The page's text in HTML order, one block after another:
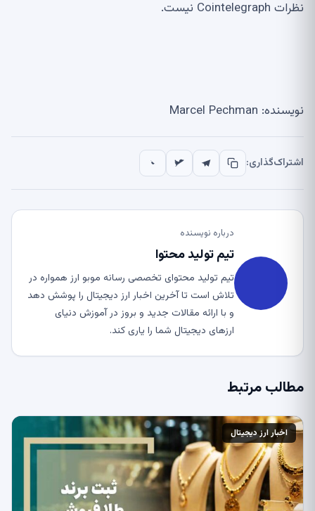
نظرات Cointelegraph نیست.
نویسنده: Marcel Pechman
اشتراک‌گذاری:
درباره نویسنده
تیم تولید محتوا
تیم تولید محتوای تخصصی رسانه موبو ارز همواره در
تلاش است تا آخرین اخبار ارز دیجیتال را پوشش دهد
و با ارائه مقالات جدید و بروز در آموزش دنیای
ارزهای دیجیتال شما را یاری کند.
مطالب مرتبط
اخبار ارز دیجیتال